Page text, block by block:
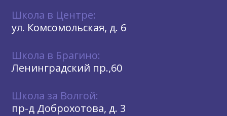
Школа в Центре:
ул. Комсомольская, д. 6
Школа в Брагино:
Ленинградский пр.,60
Школа за Волгой:
пр-д Доброхотова, д. 3